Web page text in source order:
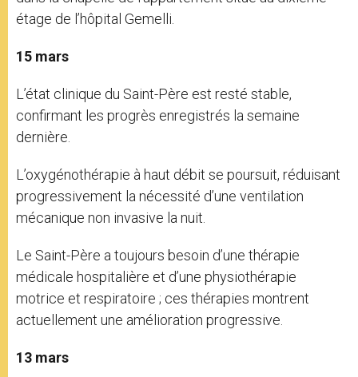
étage de l’hôpital Gemelli.
15 mars
L’état clinique du Saint-Père est resté stable,
confirmant les progrès enregistrés la semaine
dernière.
L’oxygénothérapie à haut débit se poursuit, réduisant
progressivement la nécessité d’une ventilation
mécanique non invasive la nuit.
Le Saint-Père a toujours besoin d’une thérapie
médicale hospitalière et d’une physiothérapie
motrice et respiratoire ; ces thérapies montrent
actuellement une amélioration progressive.
13 mars